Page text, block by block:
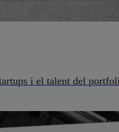
i el talent del